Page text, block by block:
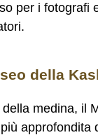
per i fotografi
della
medina, il
approfondita